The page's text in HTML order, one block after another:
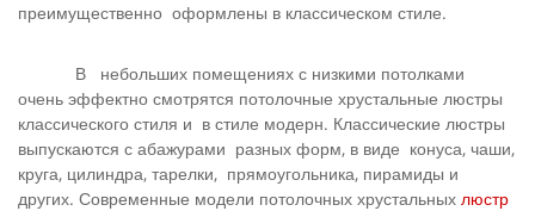
преимущественно оформлены в классическом стиле.
В небольших помещениях с низкими потолками
очень эффектно смотрятся потолочные хрустальные люстры
классического стиля и в стиле модерн. Классические люстры
выпускаются с абажурами разных форм, в виде конуса, чаши,
круга, цилиндра, тарелки, прямоугольника, пирамиды и
других. Современные модели потолочных хрустальных люстр